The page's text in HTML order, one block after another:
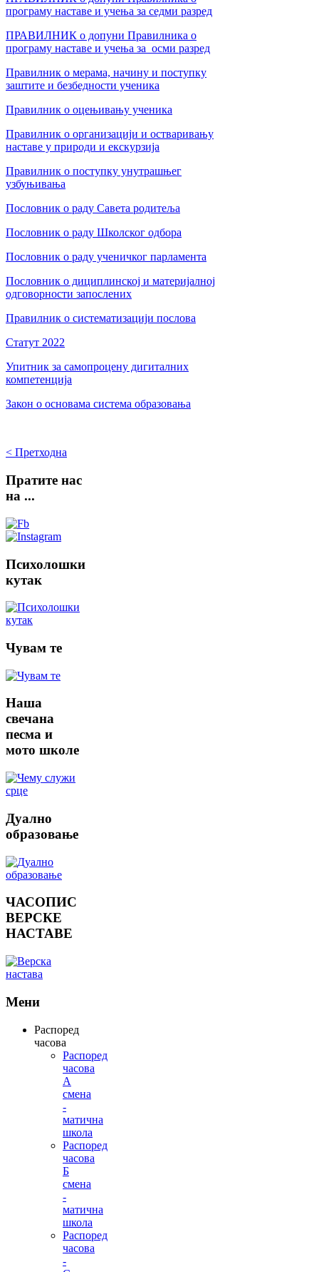
програму наставе и учења за седми разред
ПРАВИЛНИК о допуни Правилника о
програму наставе и учења за осми разред
Прaвилник o мерама, нaчину и пoступку
зaштитe и бeзбeднoсти учeникa
Правилник о оцењивању ученика
Правилник о организацији и остваривању
наставе у природи и екскурзија
Правилник о поступку унутрашњег
узбуњивања
Пословник о раду Савета родитеља
Пословник о раду Школског одбора
Пословник о раду ученичког парламента
Пословник о дициплинској и материјалној
одговорности запослених
Правилник о систематизацији послова
Статут 2022
Упитник за самопроцену дигиталних
компетенција
Закон о основама система образовања
< Претходна
Пратите нас
на ...
Психолошки
кутак
Чувам те
Наша
свечана
песма и
мото школе
Дуално
образовање
ЧАСОПИС
ВЕРСКЕ
НАСТАВЕ
Мени
Распоред
часова
Распоред
часова
А
смена
-
матична
школа
Распоред
часова
Б
смена
-
матична
школа
Распоред
часова
-